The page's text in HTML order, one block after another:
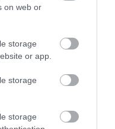
on web or
storage
or app.
storage
storage
hírei:
tervet fogadott el a